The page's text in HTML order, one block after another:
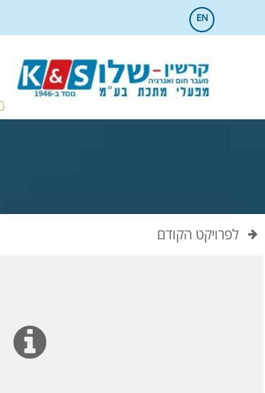
EN
לפרויקט הקודם